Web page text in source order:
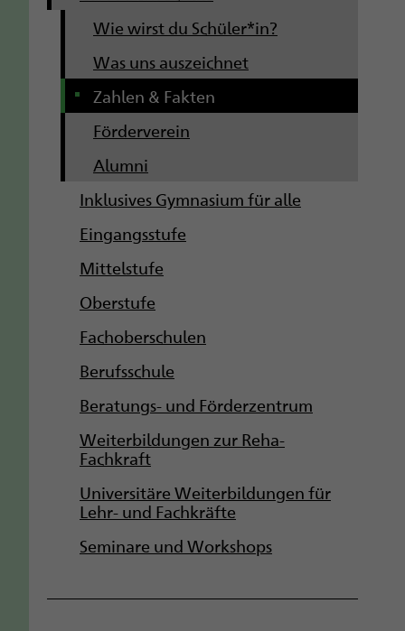
b
n
v
Wie wirst du Schüler*in?
Was uns auszeichnet
Zahlen & Fakten
Förderverein
Alumni
Inklusives Gymnasium für alle
Eingangsstufe
Mittelstufe
Oberstufe
Fachoberschulen
Berufsschule
Beratungs- und Förderzentrum
Weiterbildungen zur Reha-
Fachkraft
Universitäre Weiterbildungen für
Lehr- und Fachkräfte
Seminare und Workshops